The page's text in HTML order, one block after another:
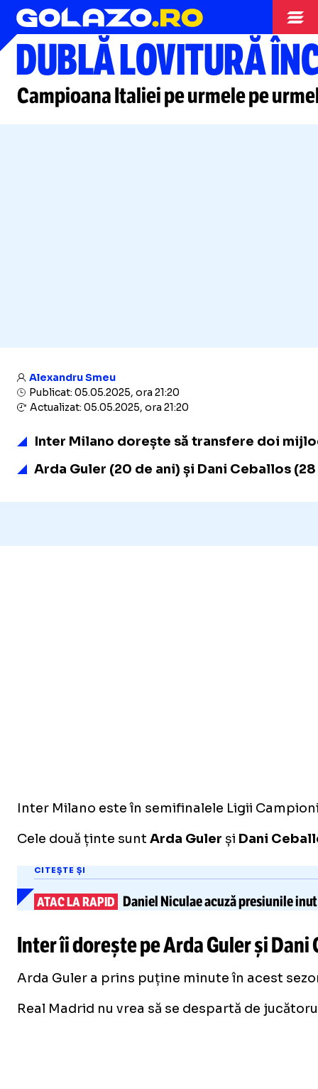
Campionate
DUBLĂ LOVITURĂ
Campioana Italiei pe urmele pe
Alexandru Smeu
Publicat: 05.05.2025, ora 21:20
Actualizat: 05.05.2025, ora 21:20
Inter Milano dorește să transfere doi
Arda Guler (20 de ani) și Dani Ceballos
Inter Milano este în semifinalele Ligii
Cele două ținte sunt Arda Guler și Dani
CITEȘTE ȘI
ATAC LA RAPID Daniel Niculaeacuză presiunile
Inter îi dorește peArda Gulerși Dani
Arda Guler a prins puține minute în acest
Real Madrid nu vrea să se despartă de